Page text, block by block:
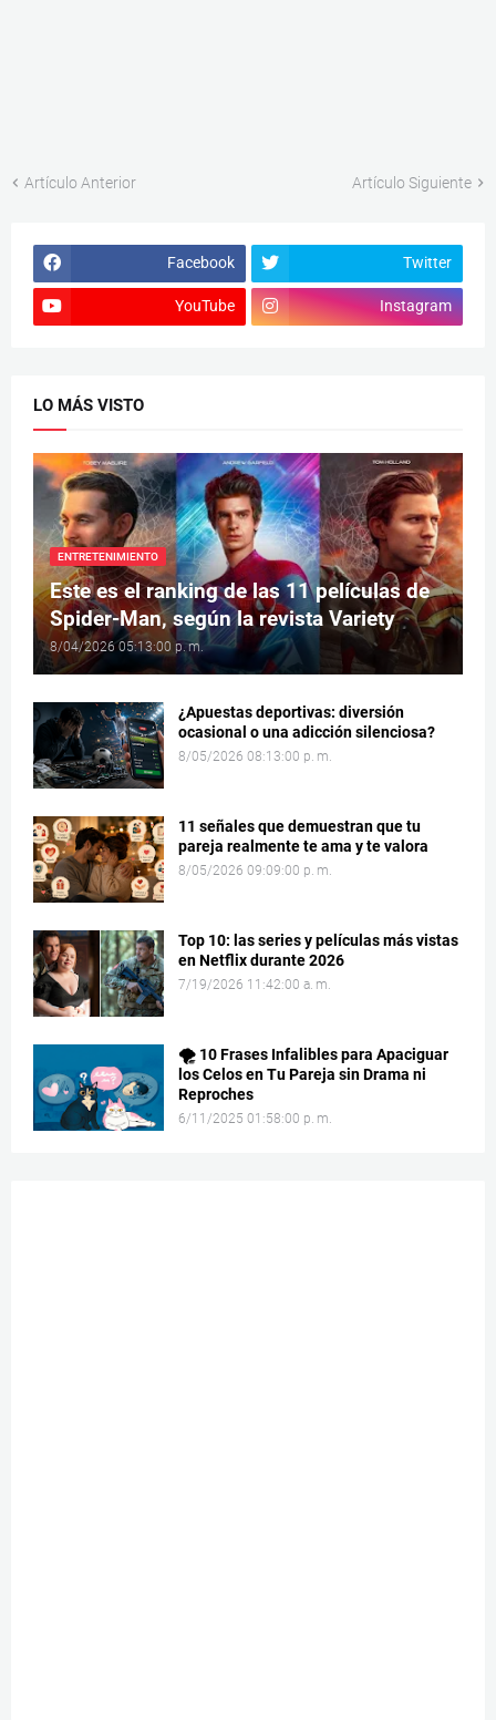
Artículo Anterior Artículo Siguiente
Facebook Twitter
YouTube Instagram
LO MÁS VISTO
ENTRETENIMIENTO
Este es el ranking de las 11 películas de
Spider-Man, según la revista Variety
8/04/2026 05:13:00 p. m.
¿Apuestas deportivas: diversión
ocasional o una adicción silenciosa?
8/05/2026 08:13:00 p. m.
11 señales que demuestran que tu
pareja realmente te ama y te valora
8/05/2026 09:09:00 p. m.
Top 10: las series y películas más vistas
en Netflix durante 2026
7/19/2026 11:42:00 a. m.
🌪️ 10 Frases Infalibles para Apaciguar
los Celos en Tu Pareja sin Drama ni
Reproches
6/11/2025 01:58:00 p. m.